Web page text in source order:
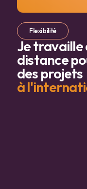
Flexibilité
Je travaille
distance
des projets
à